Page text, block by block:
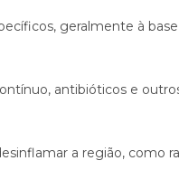
geralmente à
antibióticos e
a região, como